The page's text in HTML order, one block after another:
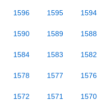
1596 1595 1594
1590 1589 1588
1584 1583 1582
1578 1577 1576
1572 1571 1570